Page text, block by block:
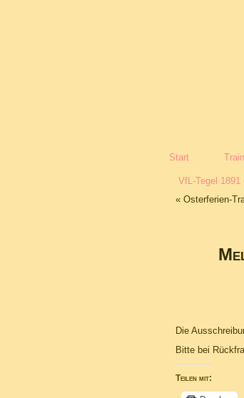
Start
VfL-Tegel 1891
« Osterferien-
Die
Bitte bei
Teilen mit: